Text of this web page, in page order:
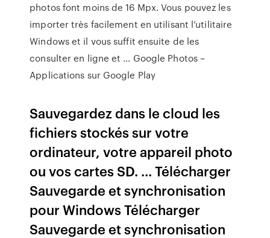
photos font moins de 16 Mpx. Vous pouvez les
importer très facilement en utilisant l’utilitaire
Windows et il vous suffit ensuite de les
consulter en ligne et … Google Photos –
Applications sur Google Play
Sauvegardez dans le cloud les
fichiers stockés sur votre
ordinateur, votre appareil photo
ou vos cartes SD. ... Télécharger
Sauvegarde et synchronisation
pour Windows Télécharger
Sauvegarde et synchronisation